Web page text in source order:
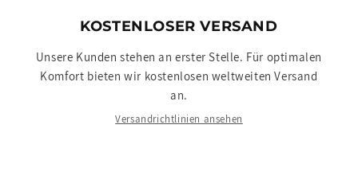
KOSTENLOSER VERSAND
Unsere Kunden stehen an erster Stelle. Für optimalen
Komfort bieten wir kostenlosen weltweiten Versand
an.
Versandrichtlinien ansehen